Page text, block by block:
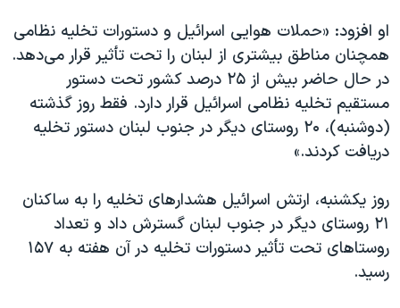
اسرائیل در جنگ
نرگس محمدی برنده جایزه نوبل صلح
همایش محافظه‌کاران آمریکا «سی‌پک»
صفحه‌های ویژه
سفر پرزیدنت ترامپ به چین
او افزود: «حملات هوایی اسرائیل و دستورات تخلیه نظامی
همچنان مناطق بیشتری از لبنان را تحت تأثیر قرار می‌دهد.
در حال حاضر بیش از ۲۵ درصد کشور تحت دستور
مستقیم تخلیه نظامی اسرائیل قرار دارد. فقط روز گذشته
(دوشنبه)، ۲۰ روستای دیگر در جنوب لبنان دستور تخلیه
دریافت کردند.»
روز یکشنبه، ارتش اسرائیل هشدارهای تخلیه را به ساکنان
۲۱ روستای دیگر در جنوب لبنان گسترش داد و تعداد
روستاهای تحت تأثیر دستورات تخلیه در آن هفته به ۱۵۷
رسید.